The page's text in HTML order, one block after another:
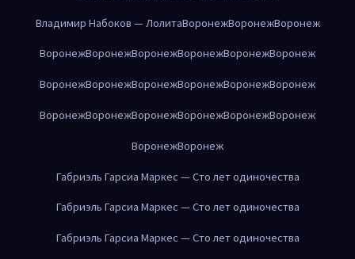
Владимир Набоков — ЛолитаВоронежВоронежВоронеж
ВоронежВоронежВоронежВоронежВоронежВоронеж
ВоронежВоронежВоронежВоронежВоронежВоронеж
ВоронежВоронежВоронежВоронежВоронежВоронеж
ВоронежВоронеж
Габриэль Гарсиа Маркес — Сто лет одиночества
Габриэль Гарсиа Маркес — Сто лет одиночества
Габриэль Гарсиа Маркес — Сто лет одиночества